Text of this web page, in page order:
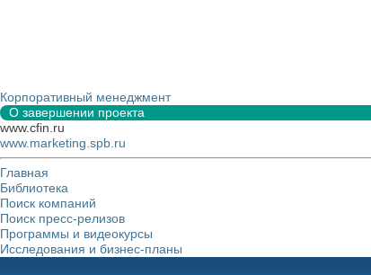
Корпоративный менеджмент
О завершении проекта
www.cfin.ru
www.marketing.spb.ru
Главная
Библиотека
Поиск компаний
Поиск пресс-релизов
Программы и видеокурсы
Исследования и бизнес-планы